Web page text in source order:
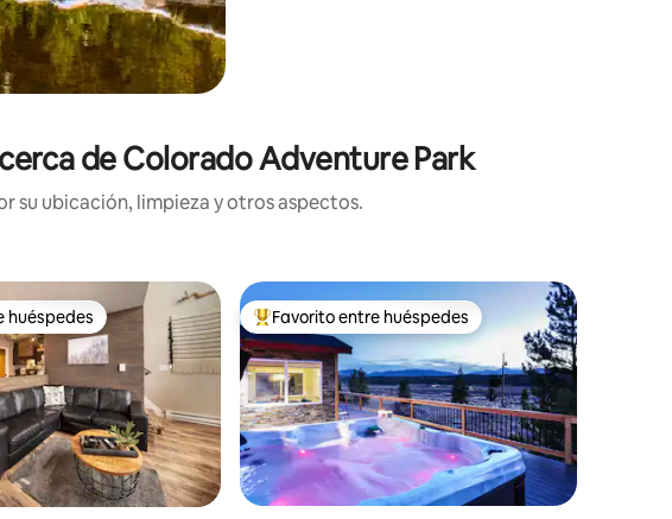
de Colorado Adventure Park
su ubicación, limpieza y otros aspectos.
huéspedes
huéspedes Favorito entre huéspedes preferido
Favorito entre huéspedes